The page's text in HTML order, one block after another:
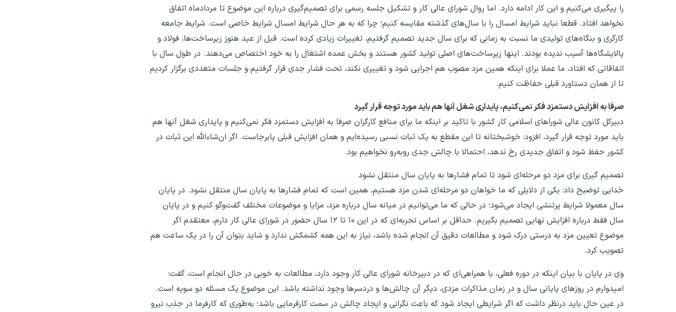
را پیگیری می‌کنیم و این کار ادامه دارد. اما روال شورای عالی کار و تشکیل جلسه رسمی برای تصمیم‌گیری درباره این موضوع تا مردادماه اتفاق
نخواهد افتاد. قطعا نباید شرایط امسال را با سال‌های گذشته مقایسه کنیم؛ چرا که به هر حال شرایط امسال شرایط خاصی است. شرایط جامعه
کارگری و بنگاه‌های تولیدی ما نسبت به زمانی که برای سال جدید تصمیم گرفتیم، تغییرات زیادی کرده است. قبل از عید هنوز زیرساخت‌ها، فولاد و
پالایشگاه‌ها آسیب ندیده بودند. اینها زیرساخت‌های اصلی تولید کشور هستند و بخش عمده اشتغال را به خود اختصاص می‌دهند. در طول سال با
اتفاقاتی که افتاد، ما عملا برای اینکه همین مزد مصوب هم اجرایی شود و تغییری نکند، تحت فشار جدی قرار گرفتیم و جلسات متعددی برگزار کردیم
تا از همان دستاورد قبلی حفاظت کنیم.
صرفا به افزایش دستمزد فکر نمی‌کنیم، پایداری شغل آنها هم باید مورد توجه قرار گیرد
دبیرکل کانون عالی شوراهای اسلامی کار کشور با تاکید بر اینکه ما برای منافع کارگران صرفا به افزایش دستمزد فکر نمی‌کنیم و پایداری شغل آنها هم
باید مورد توجه قرار گیرد، افزود: خوشبختانه تا این مقطع به یک ثبات نسبی رسیده‌ایم و همان افزایش قبلی پابرجاست. اگر ان‌شاءالله این ثبات در
کشور حفظ شود و اتفاق جدیدی رخ ندهد، احتمالا با چالش جدی روبه‌رو نخواهیم بود.
تصمیم گیری برای مزد دو مرحله‌ای شود تا تمام فشارها به پایان سال منتقل نشود
خدایی توضیح داد: یکی از دلایلی که ما خواهان دو مرحله‌ای شدن مزد هستیم، همین است که تمام فشارها به پایان سال منتقل نشود. در پایان
سال معمولا شرایط پرتنشی ایجاد می‌شود؛ در حالی که ما می‌توانیم در میانه سال درباره مزد، مزایا و موضوعات مختلف گفت‌وگو کنیم و در پایان
سال فقط درباره افزایش نهایی تصمیم بگیریم. حداقل بر اساس تجربه‌ای که در این ۱۰ تا ۱۲ سال حضور در شورای عالی کار دارم، معتقدم اگر
موضوع تعیین مزد به درستی درک شود و مطالعات دقیق آن انجام شده باشد، نیاز به این همه کشمکش ندارد و شاید بتوان آن را در یک ساعت هم
تصویب کرد.
وی در پایان با بیان اینکه در دوره فعلی، با همراهی‌ای که در دبیرخانه شورای عالی کار وجود دارد، مطالعات به خوبی در حال انجام است، گفت:
امیدوارم در روزهای پایانی سال و در زمان مذاکرات مزدی، دیگر آن چالش‌ها و دردسرها وجود نداشته باشد. این موضوع یک مسئله دو سویه است.
در عین حال باید درنظر داشت که اگر شرایطی ایجاد شود که باعث نگرانی و ایجاد چالش در سمت کارفرمایی باشد؛ به‌طوری که کارفرما در جذب نیرو